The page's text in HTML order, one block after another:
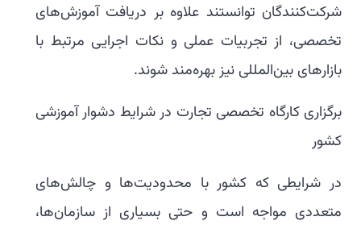
شرکت‌کنندگان توانستند علاوه بر دریافت آموزش‌های
تخصصی، از تجربیات عملی و نکات اجرایی مرتبط با
بازارهای بین‌المللی نیز بهره‌مند شوند.
برگزاری کارگاه تخصصی تجارت در شرایط دشوار آموزشی
کشور
در شرایطی که کشور با محدودیت‌ها و چالش‌های
متعددی مواجه است و حتی بسیاری از سازمان‌ها،